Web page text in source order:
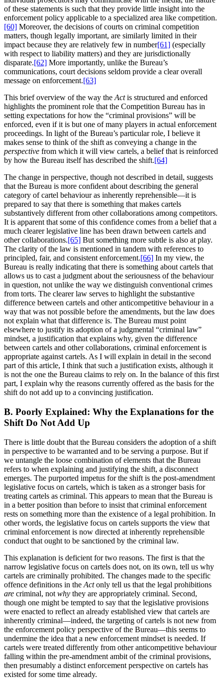
of these statements is such that they provide little insight into the
enforcement policy applicable to a specialized area like competition.
[60] Moreover, the decisions of courts on criminal competition
matters, though legally important, are similarly limited in their
impact because they are relatively few in number[61] (especially
with respect to liability matters) and they are jurisdictionally
disparate.[62] More importantly, unlike the Bureau’s
communications, court decisions seldom provide a clear overall
message on enforcement.[63]
This brief overview of the way the Actis structured and enforced
highlights the prominent role that the Competition Bureau has in
setting expectations for how the “criminal provisions” will be
enforced, even if it is but one of many players in actual enforcement
proceedings. In light of the Bureau’s particular role, I believe it
makes sense to think of the shift as conveying a change in the
perspective from which it will view cartels, a belief that is reinforced
by how the Bureau itself has described the shift.[64]
The change in perspective, though not described in detail, suggests
that the Bureau is more confident about describing the general
category of cartel behaviour as inherently reprehensible—it is
prepared to say that there is something that makes cartels
substantively different from other collaborations among competitors.
It is apparent that some of this confidence comes from a belief that a
much clearer legislative line has been drawn between cartels and
other collaborations.[65] But something more subtle is also at play.
The clarity of the law is mentioned in tandem with references to
principled, fair, and consistent enforcement.[66] In my view, the
Bureau is really indicating that there is something about cartels that
allows us to cast a judgment about the seriousness of the behaviour
in question, not unlike the way we distinguish conventional crimes
from torts. The clearer law serves to highlight the substantive
difference between cartels and other anticompetitive behaviour in a
way that was not possible before the amendments, but the law does
not explain what that difference is. The Bureau must point
elsewhere to justify its adoption of a judgmental “criminal law”
mindset, a justification that explains why, given the difference
between cartels and other collaborations, criminal enforcement is
appropriate against cartels. As I will explain in detail in the second
part of this article, I think that such a justification exists, although it
is not the one the Bureau claims to rely on. In the balance of this first
part, I explain why the reasons currently offered as the basis for the
shift do not add up to a convincing justification.
B. Poorly Explained: Why the Explanations for the
Shift Do Not Add Up
There is little doubt that the Bureau considers the adoption of a shift
in perspective to be warranted and to be serving a purpose. But if
we untangle the loose combination of elements that the Bureau
refers to when explaining and justifying the shift, a disconnect
emerges. The purported impetus for the shift is the post-amendment
legislative focus on cartels, which is taken as a stronger basis for
treating cartels as criminal. This appears to mean that the Bureau is
in a better position than before to insist that criminal enforcement
rests on something more than the existence of a legal prohibition. In
other words, the legislative focus on cartels supports the view that
criminal enforcement is now directed at inherently reprehensible
conduct that ought to be sanctioned by the criminal law.
This explanation is deficient for two reasons. The first is that the
narrow legislative focus on cartels does not, on its own, tell us why
cartels are criminally prohibited. The changes made to the specific
offence definitions in the Actonly tell us that the legal prohibitions
are criminal, not why they are appropriately criminal. Second,
though one might be tempted to say that the legislative provisions
were enacted to reflect an already established view that cartels are
inherently criminal—indeed, the targeting of cartels is not new from
the enforcement policy perspective of the Bureau—this seems to
undermine the idea that a new enforcement mindset is needed. If
cartels were treated differently from other anticompetitive behaviour
falling within the pre-amendment ambit of the criminal provisions,
then presumably a distinct enforcement perspective on cartels has
existed for some time already.